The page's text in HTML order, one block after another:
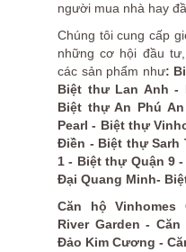
người mua nhà hay
Chúng tôi cung cấp
những cơ hội đầu
các sản phẩm như:
Biệt thư Lan Anh -
Biệt thự An Phú
Pearl - Biệt thự
Điền - Biệt thự Sarh
1 - Biệt thự Quận 9
Đại Quang Minh-
Căn hộ Vinhomes
River Garden -
Đảo Kim Cương -